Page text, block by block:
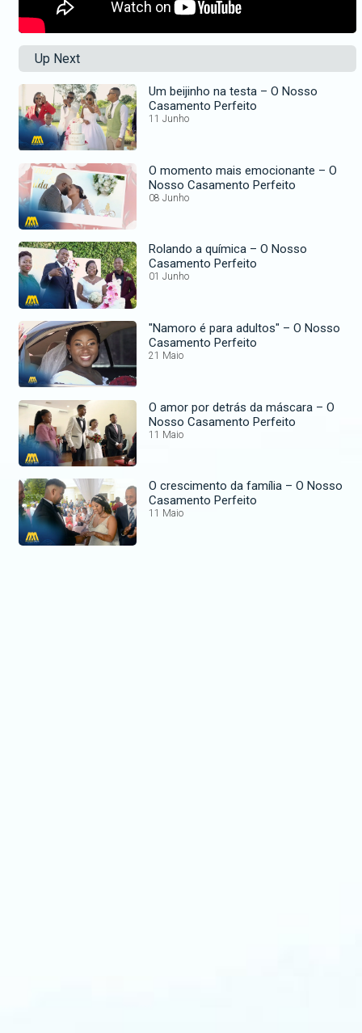
Up Next
Um beijinho na testa – O Nosso
Casamento Perfeito
11 Junho
O momento mais emocionante – O
Nosso Casamento Perfeito
08 Junho
Rolando a química – O Nosso
Casamento Perfeito
01 Junho
"Namoro é para adultos" – O Nosso
Casamento Perfeito
21 Maio
O amor por detrás da máscara – O
Nosso Casamento Perfeito
11 Maio
O crescimento da família – O Nosso
Casamento Perfeito
11 Maio